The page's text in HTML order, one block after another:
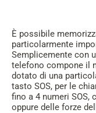
È possibile
particolarmente
Semplicemente con
telefono compone il
dotato di una
tasto SOS, per le
fino a 4 numeri SOS,
oppure delle forze